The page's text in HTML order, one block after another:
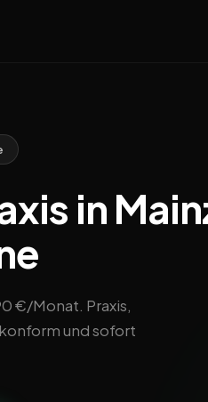
in
€/Monat. Praxis,
und sofort